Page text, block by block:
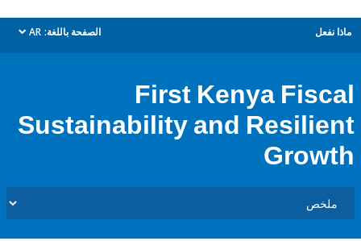
الصفحة باللغة: AR
dropdown
First Kenya
Sustainability and